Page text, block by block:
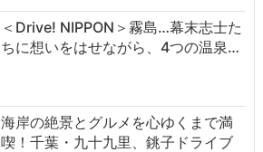
＜Drive! NIPPON＞霧島…幕末志士た
ちに想いをはせながら、4つの温泉…
海岸の絶景とグルメを心ゆくまで満
喫！千葉・九十九里、銚子ドライブ